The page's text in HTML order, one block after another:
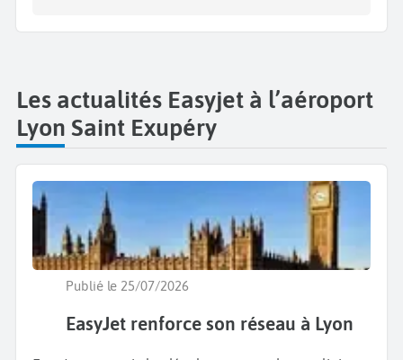
Les actualités Easyjet à l’aéroport
Lyon Saint Exupéry
Publié le 25/07/2026
EasyJet renforce son réseau à Lyon